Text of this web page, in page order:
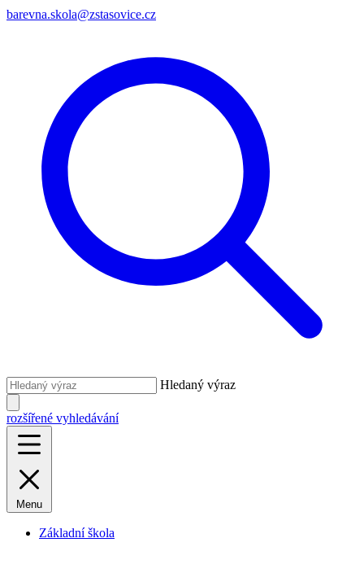
barevna.skola@zstasovice.cz
Hledaný výraz
rozšířené vyhledávání
Menu
Základní škola